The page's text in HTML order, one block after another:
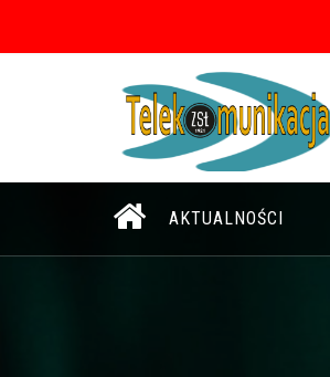
AKTUALNOŚCI